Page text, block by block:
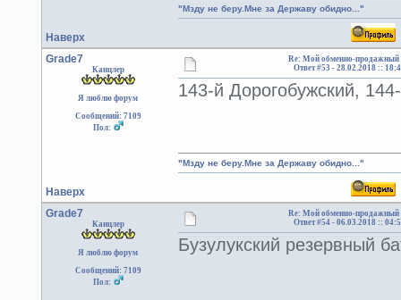
Наверх
"Мзду не беру.Мне за Державу обидно..."
Grade7
Канцлер
Я люблю форум
Сообщений: 7109
Пол:
Re: Мой обменно-продажный
Ответ #53 - 28.02.2018 ::
143-й Дорогобужский,
Наверх
"Мзду не беру.Мне за Державу обидно..."
Grade7
Канцлер
Я люблю форум
Сообщений: 7109
Пол:
Re: Мой обменно-продажный
Ответ #54 - 06.03.2018 ::
Бузулукский резервный